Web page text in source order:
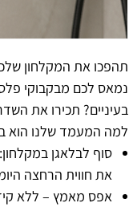
תהפכו את המקלחון שלכם לבית מלון 5 כוכבים
נמאס לכם מבקבוקי
בעיניים? תכירו את
למה המעמד שלנו הוא
סוף לבלאגן
את חווית הרחצה
אפס מאמץ – ללא